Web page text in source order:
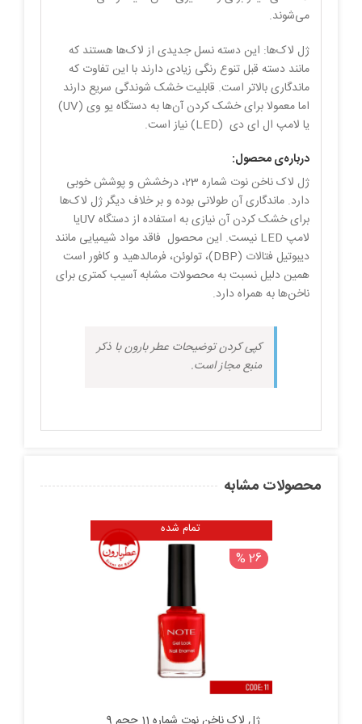
می‌شوند.
ژل لاک‌‌ها: این دسته نسل جدیدی از لاک‌ها هستند که
مانند دسته قبل تنوع رنگی زیادی دارند با این تفاوت که
ماندگاری بالاتر است. قابلیت خشک شوندگی سریع دارند
اما معمولا برای خشک کردن آن‌ها به دستگاه یو وی (UV)
یا لامپ ال ای دی (LED) نیاز است.
درباره‌ی محصول:
ژل لاک ناخن نوت شماره 23، درخشش و پوشش خوبی
دارد. ماندگاری آن طولانی بوده و بر خلاف دیگر ژل لاک‌ها
برای خشک کردن آن نیازی به استفاده از دستگاه UVیا
لامپ LED نیست. این محصول فاقد مواد شیمیایی مانند
دیبوتیل فتالات (DBP)، تولوئن، فرمالدهید و کافور است
همین دلیل نسبت به محصولات مشابه آسیب کمتری برای
ناخن‌ها به همراه دارد.
کپی کردن توضیحات عطر بارون با ذکر
منبع مجاز است.
محصولات مشابه
26 %
تمام شده